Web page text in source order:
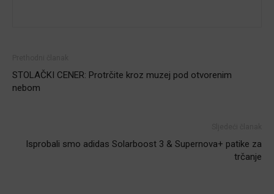
STOLAČKI CENER: Protrčite kroz muzej pod otvorenim
nebom
Isprobali smo adidas Solarboost 3 & Supernova+ patike za
trčanje